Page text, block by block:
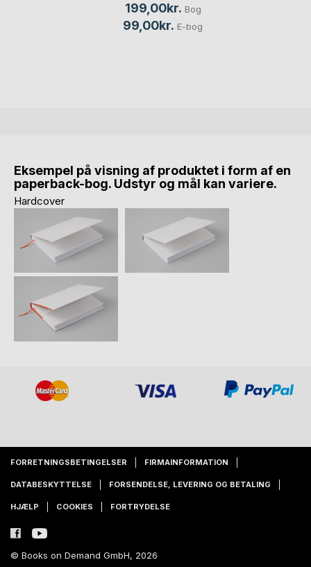
199,00kr. Bog
99,00kr. E-bog
Eksempel på visning af produktet i form af en
paperback-bog. Udstyr og mål kan variere.
Hardcover
FORRETNINGSBETINGELSER FIRMAINFORMATION
DATABESKYTTELSE FORSENDELSE, LEVERING OG BETALING
HJÆLP COOKIES FORTRYDELSE
© Books on Demand GmbH, 2026